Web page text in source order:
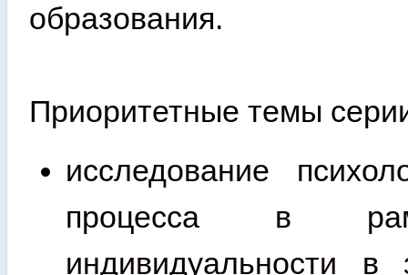
образования.
Приоритетные темы
исследование
процесса в
индивидуальности в